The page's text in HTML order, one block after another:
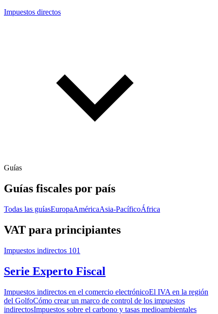
Impuestos directos
Guías
Guías fiscales por país
Todas las guíasEuropaAméricaAsia-PacíficoÁfrica
VAT para principiantes
Impuestos indirectos 101
Serie Experto Fiscal
Impuestos indirectos en el comercio electrónicoEl IVA en la región
del GolfoCómo crear un marco de control de los impuestos
indirectosImpuestos sobre el carbono y tasas medioambientales